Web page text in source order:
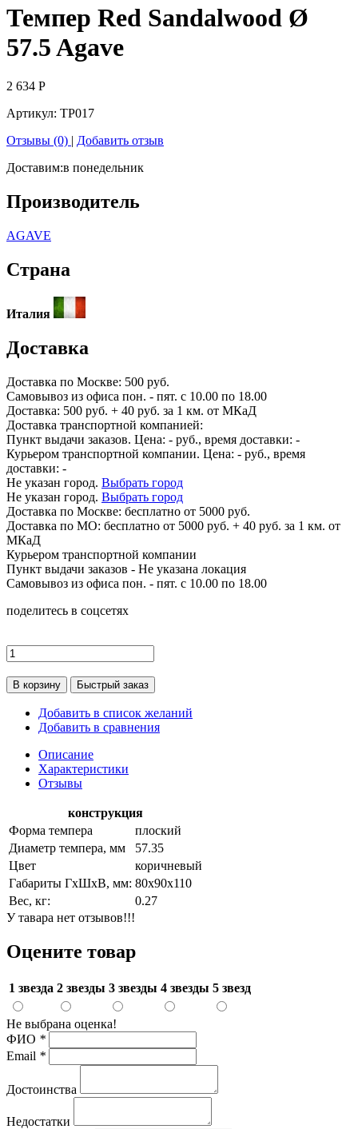
Темпер Red Sandalwood Ø
57.5 Agave
2 634 Р
Артикул: TP017
Отзывы (0) | Добавить отзыв
Доставим:в понедельник
Производитель
AGAVE
Страна
Италия
Доставка
Доставка по Москве: 500 руб.
Самовывоз из офиса пон. - пят. с 10.00 по 18.00
Доставка: 500 руб. + 40 руб. за 1 км. от МКаД
Доставка транспортной компанией:
Пункт выдачи заказов. Цена: - руб., время доставки: -
Курьером транспортной компании. Цена: - руб., время
доставки: -
Не указан город. Выбрать город
Не указан город. Выбрать город
Доставка по Москве: бесплатно от 5000 руб.
Доставка по МО: бесплатно от 5000 руб. + 40 руб. за 1 км. от
МКаД
Курьером транспортной компании
Пункт выдачи заказов - Не указана локация
Самовывоз из офиса пон. - пят. с 10.00 по 18.00
поделитесь в соцсетях
В корзину Быстрый заказ
Добавить в список желаний
Добавить в сравнения
Описание
Характеристики
Отзывы
конструкция
Форма темпера
плоский
Диаметр темпера, мм
57.35
Цвет
коричневый
Габариты ГхШхВ, мм: 80х90х110
Вес, кг:
0.27
У тавара нет отзывов!!!
Оцените товар
1 звезда 2 звезды 3 звезды 4 звезды 5 звезд
Не выбрана оценка!
ФИО *
Email *
Достоинства
Недостатки